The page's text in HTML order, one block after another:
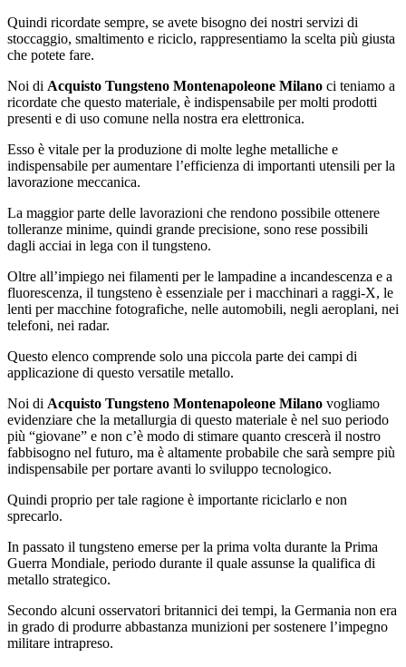
Quindi ricordate sempre, se avete bisogno dei nostri servizi di
stoccaggio, smaltimento e riciclo, rappresentiamo la scelta più giusta
che potete fare.
Noi di Acquisto Tungsteno Montenapoleone Milano ci teniamo a
ricordate che questo materiale, è indispensabile per molti prodotti
presenti e di uso comune nella nostra era elettronica.
Esso è vitale per la produzione di molte leghe metalliche e
indispensabile per aumentare l’efficienza di importanti utensili per la
lavorazione meccanica.
La maggior parte delle lavorazioni che rendono possibile ottenere
tolleranze minime, quindi grande precisione, sono rese possibili
dagli acciai in lega con il tungsteno.
Oltre all’impiego nei filamenti per le lampadine a incandescenza e a
fluorescenza, il tungsteno è essenziale per i macchinari a raggi-X, le
lenti per macchine fotografiche, nelle automobili, negli aeroplani, nei
telefoni, nei radar.
Questo elenco comprende solo una piccola parte dei campi di
applicazione di questo versatile metallo.
Noi di Acquisto Tungsteno Montenapoleone Milano vogliamo
evidenziare che la metallurgia di questo materiale è nel suo periodo
più “giovane” e non c’è modo di stimare quanto crescerà il nostro
fabbisogno nel futuro, ma è altamente probabile che sarà sempre più
indispensabile per portare avanti lo sviluppo tecnologico.
Quindi proprio per tale ragione è importante riciclarlo e non
sprecarlo.
In passato il tungsteno emerse per la prima volta durante la Prima
Guerra Mondiale, periodo durante il quale assunse la qualifica di
metallo strategico.
Secondo alcuni osservatori britannici dei tempi, la Germania non era
in grado di produrre abbastanza munizioni per sostenere l’impegno
militare intrapreso.